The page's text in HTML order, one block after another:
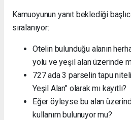
Kamuoyunun yanıt beklediği
sıralanıyor:
Otelin bulunduğu alanın
yolu ve yeşil alan üzerinde
727 ada 3 parselin tapu
Yeşil Alan" olarak mı kayıtlı?
Eğer öyleyse bu alan
kullanım bulunuyor mu?